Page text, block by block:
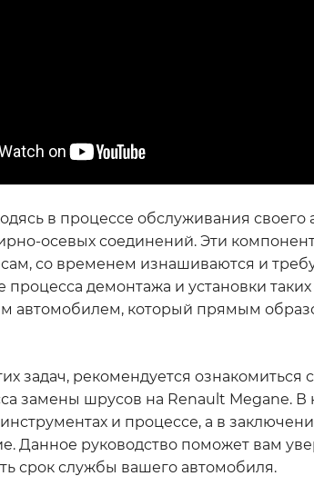
в процессе обслуживания своего
осевых соединений. Эти
со временем изнашиваются и
демонтажа и установки
автомобилем, который прямым
задач, рекомендуется ознакомиться
замены шрусов на Renault Megane. В
и процессе, а в
Данное руководство поможет вам
срок службы вашего автомобиля.